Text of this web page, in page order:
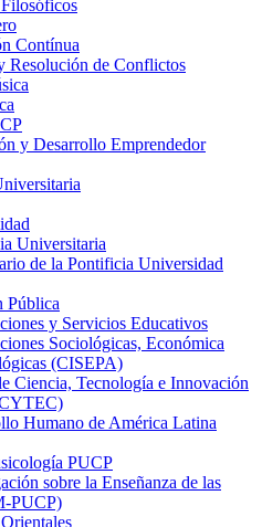
Contínua
Resolución de Conflictos
y Desarrollo Emprendedor
Universitaria
de la Pontificia Universidad
Pública
y Servicios Educativos
Sociológicas, Económica
(CISEPA)
Ciencia, Tecnología e Innovación
Humano de América Latina
PUCP
sobre la Enseñanza de las
PUCP)